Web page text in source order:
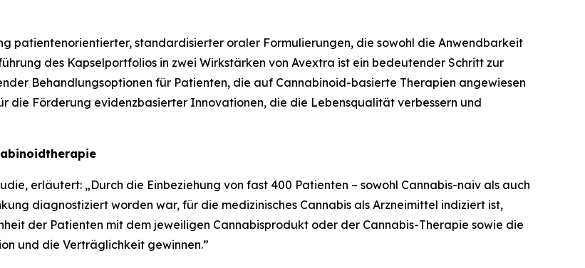
patientenorientierter, standardisierter oraler Formulierungen, die sowohl die Anwendbarkeit
des Kapselportfolios in zwei Wirkstärken von Avextra ist ein bedeutender Schritt zur
Behandlungsoptionen für Patienten, die auf Cannabinoid-basierte Therapien angewiesen
die Förderung evidenzbasierter Innovationen, die die Lebensqualität verbessern und
erläutert: „Durch die Einbeziehung von fast 400 Patienten – sowohl Cannabis-naiv als auch
diagnostiziert worden war, für die medizinisches Cannabis als Arzneimittel indiziert ist,
der Patienten mit dem jeweiligen Cannabisprodukt oder der Cannabis-Therapie sowie die
und die Verträglichkeit gewinnen.”